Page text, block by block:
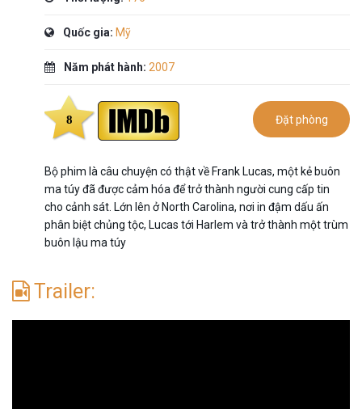
Quốc gia: Mỹ
Năm phát hành: 2007
8 Đặt phòng
Bộ phim là câu chuyện có thật về Frank Lucas, một kẻ buôn
ma túy đã được cảm hóa để trở thành người cung cấp tin
cho cảnh sát. Lớn lên ở North Carolina, nơi in đậm dấu ấn
phân biệt chủng tộc, Lucas tới Harlem và trở thành một trùm
buôn lậu ma túy
Trailer: